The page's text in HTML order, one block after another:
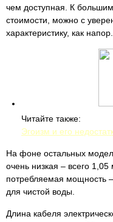
чем доступная. К
стоимости, можно с
характеристику, как напор.
Читайте также:
Эгоизм и его
На фоне остальных
очень низкая – всего
потребляемая мощность
для чистой воды.
Длина кабеля